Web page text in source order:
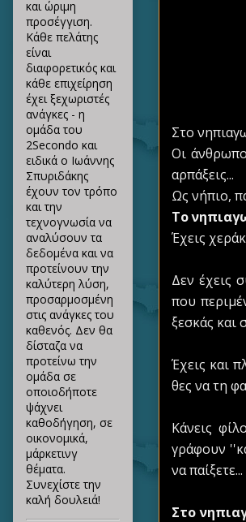
Στο
Οι
αρπάξεις...
Ως νήπιο,
Το
Έχεις
Δεν έχεις
που
ξεσκάς και
Έχεις και
θες να τη
Κάνεις
γράφουν
να παίξετε...
Στο
και ώριμη
προσέγγιση.
Κάθε πελάτης
είναι
διαφορετικός και
κάθε επιχείρηση
έχει ξεχωριστές
ανάγκες - η
ομάδα του
2Secondo και
ειδικά ο Ιωάννης
Σπυριδάκης
έχουν τον τρόπο
και την
τεχνογνωσία να
αναλύσουν τα
δεδομένα και να
προτείνουν την
καλύτερη λύση,
προσαρμοσμένη
στις ανάγκες του
καθενός. Δεν θα
δίσταζα να
προτείνω την
ομάδα σε
οποιοδήποτε
ψάχνει
καθοδήγηση, σε
οικονομικά,
μάρκετινγ
θέματα.
Συνεχίστε την
καλή δουλειά!